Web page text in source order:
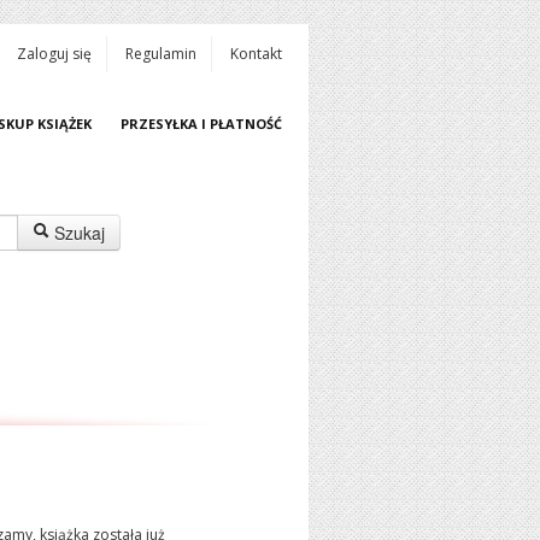
Zaloguj się Regulamin Kontakt
KSIĄŻEK PRZESYŁKA I PŁATNOŚĆ
Szukaj
książka została już